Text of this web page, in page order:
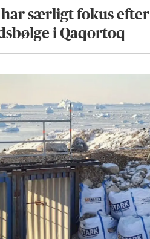
særligt fokus efter
i Qaqortoq